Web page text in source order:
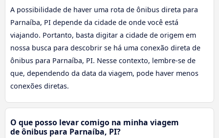
A possibilidade de haver uma rota de ônibus direta para
Parnaíba, PI depende da cidade de onde você está
viajando. Portanto, basta digitar a cidade de origem em
nossa busca para descobrir se há uma conexão direta de
ônibus para Parnaíba, PI. Nesse contexto, lembre-se de
que, dependendo da data da viagem, pode haver menos
conexões diretas.
O que posso levar comigo na minha viagem
de ônibus para Parnaíba, PI?